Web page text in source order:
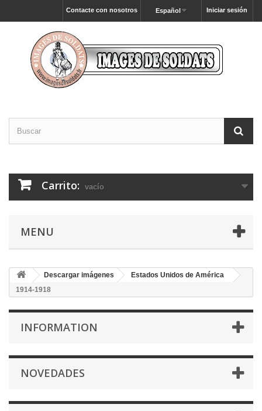
Iniciar sesión
Español
Contacte con nosotros
Carrito: vacío
MENU
Descargar imágenes
Estados Unidos de América
1914-1918
INFORMATION
NOVEDADES